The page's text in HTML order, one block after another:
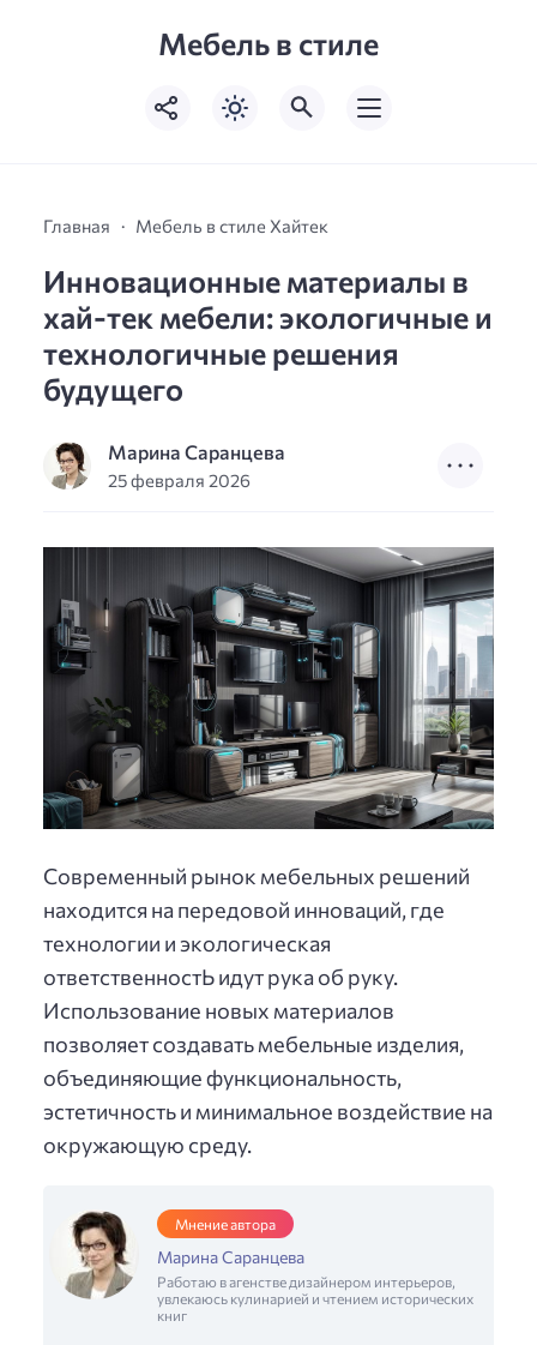
Мебель в стиле
Главная Мебель в стиле Хайтек
Инновационные материалы в
хай-тек мебели: экологичные и
технологичные решения
будущего
Марина Саранцева
25 февраля 2026
Современный рынок мебельных решений
находится на передовой инноваций, где
технологии и экологическая
ответственностЬ идут рука об руку.
Использование новых материалов
позволяет создавать мебельные изделия,
объединяющие функциональность,
эстетичность и минимальное воздействие на
окружающую среду.
Мнение автора
Марина Саранцева
Работаю в агенстве дизайнером интерьеров,
увлекаюсь кулинарией и чтением исторических
книг